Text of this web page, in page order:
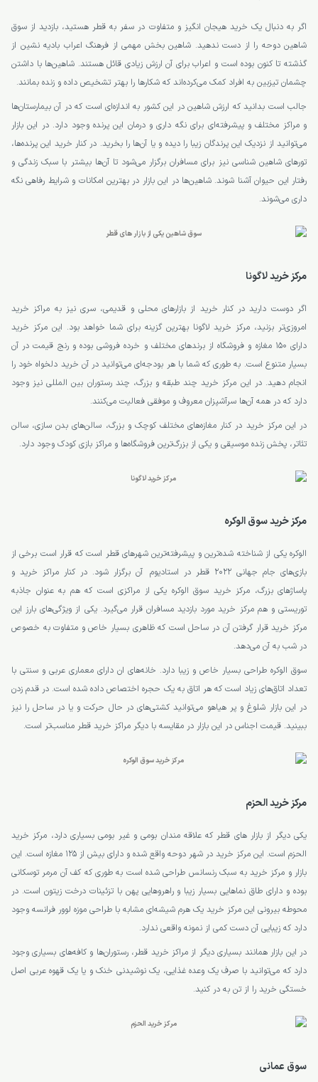
اگر به دنبال یک خرید هیجان انگیز و متفاوت در سفر به قطر هستید، بازدید از سوق
شاهین دوحه را از دست ندهید. شاهین بخش مهمی از فرهنگ اعراب بادیه نشین از
گذشته تا کنون بوده است و اعراب برای آن ارزش زیادی قائل هستند. شاهین‌ها با داشتن
چشمان تیزبین به افراد کمک می‌کرده‌اند که شکارها را بهتر تشخیص داده و زنده بمانند.
جالب است بدانید که ارزش شاهین در این کشور به اندازه‌ای است که در آن بیمارستان‌ها
و مراکز مختلف و پیشرفته‌ای برای نگه داری و درمان این پرنده وجود دارد. در این بازار
می‌توانید از نزدیک این پرندگان زیبا را دیده و یا آن‌ها را بخرید. در کنار خرید این پرنده‌ها،
تورهای شاهین شناسی نیز برای مسافران برگزار می‌شود تا آن‌ها بیشتر با سبک زندگی و
رفتار این حیوان آشنا شوند. شاهین‌ها در این بازار در بهترین امکانات و شرایط رفاهی نگه
داری می‌شوند.
مرکز خرید لاگونا
اگر دوست دارید در کنار خرید از بازارهای محلی و قدیمی، سری نیز به مراکز خرید
امروزی‌تر بزنید، مرکز خرید لاگونا بهترین گزینه برای شما خواهد بود. این مرکز خرید
دارای 150 مغازه و فروشگاه از برندهای مختلف و خرده فروشی بوده و رنج قیمت در آن
بسیار متنوع است. به طوری که شما با هر بودجه‌ای می‌توانید در آن خرید دلخواه خود را
انجام دهید. در این مرکز خرید چند طبقه و بزرگ، چند رستوران بین المللی نیز وجود
دارد که در همه آن‌ها سرآشپزان معروف و موفقی فعالیت می‌کنند.
در این مرکز خرید در کنار مغازه‌های مختلف کوچک و بزرگ، سالن‌های بدن سازی، سالن
تئاتر، پخش زنده موسیقی و یکی از بزرگ‌ترین فروشگاه‌ها و مراکز بازی کودک وجود دارد.
مرکز خرید سوق الوکره
الوکره یکی از شناخته شده‌ترین و پیشرفته‌ترین شهرهای قطر است که قرار است برخی از
بازی‌های جام جهانی 2022 قطر در استادیوم آن برگزار شود. در کنار مراکز خرید و
پاساژ‌های بزرگ، مرکز خرید سوق الوکره یکی از مراکزی است که هم به عنوان جاذبه
توریستی و هم مرکز خرید مورد بازدید مسافران قرار می‌گیرد. یکی از ویژگی‌های بارز این
مرکز خرید قرار گرفتن آن در ساحل است که ظاهری بسیار خاص و متفاوت به خصوص
در شب به آن می‌دهد.
سوق الوکره طراحی بسیار خاص و زیبا دارد. خانه‌های ان دارای معماری عربی و سنتی با
تعداد اتاق‌های زیاد است که هر اتاق به یک حجره اختصاص داده شده است. در قدم زدن
در این بازار شلوغ و پر هیاهو می‌توانید کشتی‌های در حال حرکت و یا در ساحل را نیز
ببینید. قیمت اجناس در این بازار در مقایسه با دیگر مراکز خرید قطر مناسب‌تر است.
مرکز خرید الحزم
یکی دیگر از بازار های قطر که علاقه مندان بومی و غیر بومی بسیاری دارد، مرکز خرید
الحزم است. این مرکز خرید در شهر دوحه واقع شده و دارای بیش از 125 مغازه است. این
بازار و مرکز خرید به سبک رنسانس طراحی شده است به طوری که کف آن مرمر توسکانی
بوده و دارای طاق نماهایی بسیار زیبا و راهروهایی پهن با تزئینات درخت زیتون است. در
محوطه بیرونی این مرکز خرید یک هرم شیشه‌ای مشابه با طراحی موزه لوور فرانسه وجود
دارد که زیبایی آن دست کمی از نمونه واقعی ندارد.
در این بازار همانند بسیاری دیگر از مراکز خرید قطر، رستوران‌ها و کافه‌های بسیاری وجود
دارد که می‌توانید با صرف یک وعده غذایی، یک نوشیدنی خنک و یا یک قهوه عربی اصل
خستگی خرید را از تن به در کنید.
سوق عمانی